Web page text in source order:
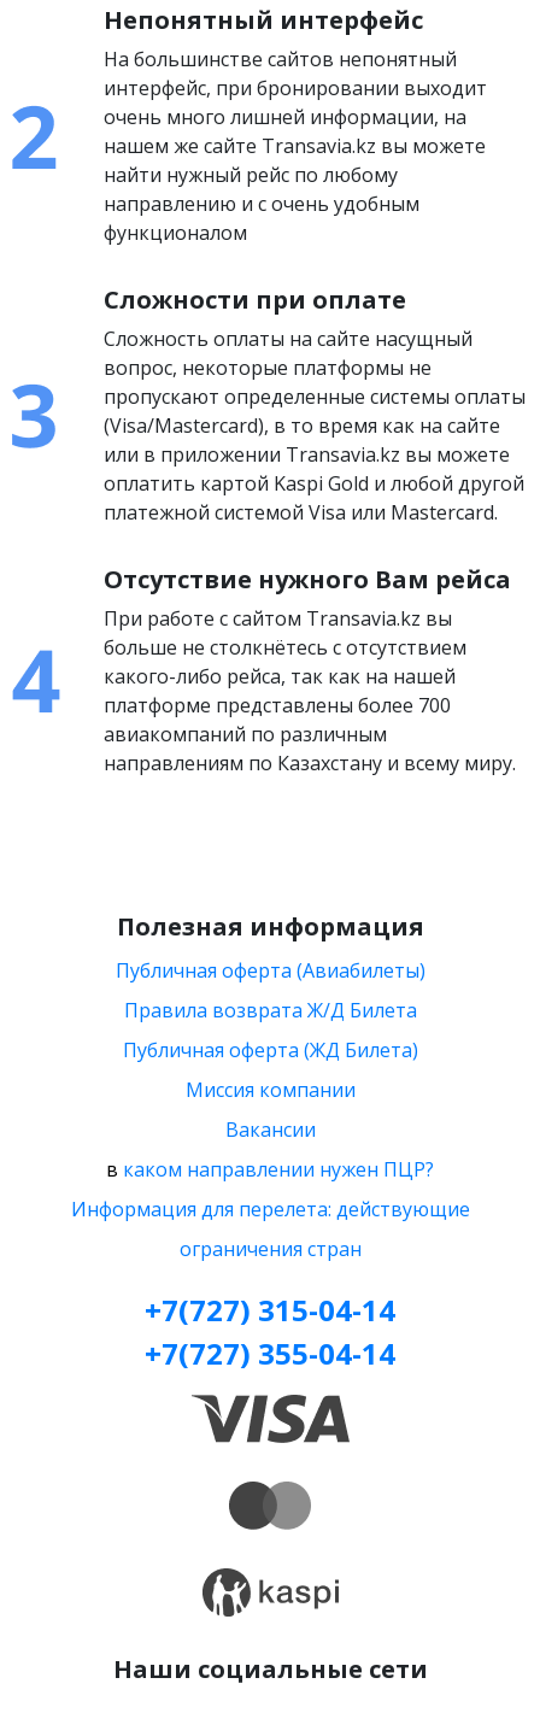
Непонятный интерфейс
На большинстве сайтов непонятный
интерфейс, при бронировании выходит
очень много лишней информации, на
нашем же сайте Transavia.kz вы можете
найти нужный рейс по любому
направлению и с очень удобным
функционалом
Сложности при оплате
Сложность оплаты на сайте насущный
вопрос, некоторые платформы не
пропускают определенные системы оплаты
(Visa/Mastercard), в то время как на сайте
или в приложении Transavia.kz вы можете
оплатить картой Kaspi Gold и любой другой
платежной системой Visa или Mastercard.
Отсутствие нужного Вам рейса
При работе с сайтом Transavia.kz вы
больше не столкнётесь с отсутствием
какого-либо рейса, так как на нашей
платформе представлены более 700
авиакомпаний по различным
направлениям по Казахстану и всему миру.
Полезная информация
Публичная оферта (Авиабилеты)
Правила возврата Ж/Д Билета
Публичная оферта (ЖД Билета)
Миссия компании
Вакансии
в каком направлении нужен ПЦР?
Информация для перелета: действующие
ограничения стран
+7(727) 315-04-14
+7(727) 355-04-14
Наши социальные сети